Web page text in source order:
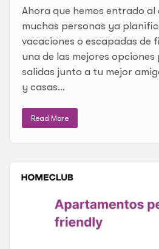
Ahora que hemos entrado al
muchas personas ya
vacaciones o escapadas de
una de las mejores
salidas junto a tu mejor
y casas...
Read More